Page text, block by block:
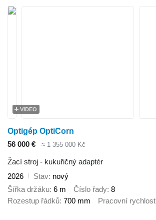
VIDEO
Optigép OptiCorn
56 000 €
≈ 1 355 000 Kč
Žací stroj - kukuřičný adaptér
2026
Stav nový
Šířka držáku 6 m Číslo řady 8
Rozestup řádků 700 mm Pracovní rychlost